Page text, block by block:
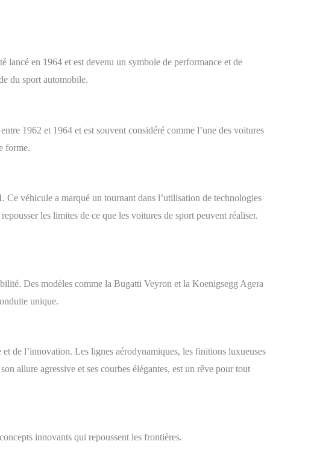
lancé en 1964 et est devenu un symbole de performance et de
du sport automobile.
1962 et 1964 et est souvent considéré comme l’une des voitures
forme.
. Ce véhicule a marqué un tournant dans l’utilisation de technologies
les limites de ce que les voitures de sport peuvent réaliser.
Des modèles comme la Bugatti Veyron et la Koenigsegg Agera
unique.
de l’innovation. Les lignes aérodynamiques, les finitions luxueuses
allure agressive et ses courbes élégantes, est un rêve pour tout
innovants qui repoussent les frontières.